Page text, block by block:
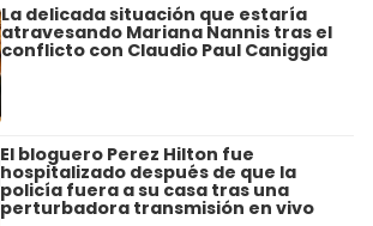
La delicada situación que estaría
atravesando Mariana Nannis tras el
conflicto con Claudio Paul Caniggia
El bloguero Perez Hilton fue
hospitalizado después de que la
policía fuera a su casa tras una
perturbadora transmisión en vivo